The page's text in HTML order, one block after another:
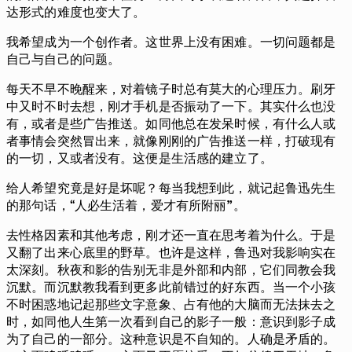
达形式的难度也变大了。
我希望成为一个创作者。这世界上没有困难。一切问题都是
自己与自己的问题。
每天不早不晚醒来，对着镜子时总有莫大的心理压力。刷牙
中又时不时去想，刚才手机是否振动了一下。其实什么也没
有，或者是些广告推送。如同他总在发呆时候，有什么人或
者事情会突然冒出来，就像刚刚的广告推送一样，打破现有
的一切，又或者没有。这便是生活感的建立了。
给人希望究竟是好是坏呢？每当我想到此，就记起鲁迅先生
的那句话，“人必生活着，爱才有所附丽”。
去性格因素和其他考虑，刚才还一直在思考着为什么。于是
又翻了出来心底里的野草。也许是这样，鲁迅对我影响实在
太深刻。秋夜和影的告别无非是外部和内部，它们同教会我
沉默。而沉默教我看到更多此前错过的好东西。当一个小孩
不时困惑地记起那些文字意象、占有他的大脑而无法抹去之
时，如同他人生第一次看到自己的影子一般：意识到影子成
为了自己的一部分。这种意识是不自知的。人确是矛盾的。